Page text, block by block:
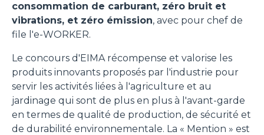
consommation de carburant, zéro bruit et
vibrations, et zéro émission, avec pour chef de
file l'e-WORKER.
Le concours d'EIMA récompense et valorise les
produits innovants proposés par l'industrie pour
servir les activités liées à l'agriculture et au
jardinage qui sont de plus en plus à l'avant-garde
en termes de qualité de production, de sécurité et
de durabilité environnementale. La « Mention » est